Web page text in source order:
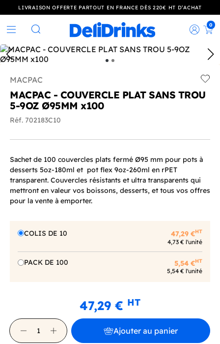
LIVRAISON OFFERTE PARTOUT EN FRANCE DÈS 220€ HT D’ACHAT
Rechercher
0
MACPAC
MACPAC - COUVERCLE PLAT SANS TROU
5-9OZ Ø95MM x100
Réf. 702183C10
Sachet de 100 couvercles plats fermé Ø95 mm pour pots à
desserts 5oz-180ml et pot flex 9oz-260ml en rPET
transparent. Couvercles résistants et ultra transparents qui
mettront en valeur vos boissons, desserts, et tous vos offres
pour la vente à emporter.
COLIS DE 10 47,29 €HT
4,73 € l'unité
PACK DE 100 5,54 €HT
5,54 € l'unité
47,29 € HT
Ajouter au panier